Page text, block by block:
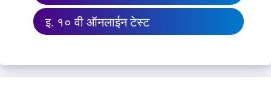
इ. १० वी ऑनलाईन टेस्ट